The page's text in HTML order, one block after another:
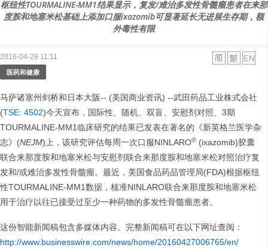
枢纽性TOURMALINE-MM1结果显示，复发/难治多发性骨髓瘤患者在来那
度胺和地塞米松基础上添加口服ixazomib可显著延长无进展生存期，额
外毒性有限
2016-04-29 11:11
医药和健康
马萨诸塞州剑桥和日本大阪-- (美国商业资讯) --武田药品工业株式会社
(TSE: 4502)今天宣布，国际性、随机、双盲、安慰剂对照、3期
TOURMALINE-MM1临床研究的结果已发表在著名的《新英格兰医学杂
志》(NEJM)上，该研究评估每周一次口服NINLARO® (ixazomib)胶囊
联合来那度胺和地塞米松与安慰剂联合来那度胺和地塞米松对照治疗复
发和/或难治多发性骨髓瘤。最近，美国食品药品管理局(FDA)根据枢纽
性TOURMALINE-MM1数据，核准NINLARO联合来那度胺和地塞米松
用于治疗以往已接受过至少一种药物的多发性骨髓瘤患者。
这份智能新闻稿包含多媒体内容。完整新闻稿可在以下网址查阅：
http://www.businesswire.com/news/home/20160427006765/en/